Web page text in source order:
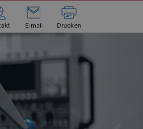
E-mail Drucken